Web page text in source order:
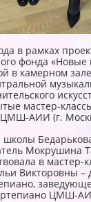
в рамках
фонда
в камерном
мастер-
ЦМШ-АИИ (г.
Мокрушина
в мастер-
Викторовны –
ЦМШ-